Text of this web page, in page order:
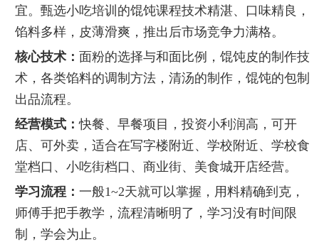
宜。甄选小吃培训的馄饨课程技术精湛、口味精良，
馅料多样，皮薄滑爽，推出后市场竞争力满格。
核心技术： 面粉的选择与和面比例，馄饨皮的制作技
术，各类馅料的调制方法，清汤的制作，馄饨的包制
出品流程。
经营模式：快餐、早餐项目，投资小利润高，可开
店、可外卖，适合在写字楼附近、学校附近、学校食
堂档口、小吃街档口、商业街、美食城开店经营。
学习流程：一般1~2天就可以掌握，用料精确到克，
师傅手把手教学，流程清晰明了，学习没有时间限
制，学会为止。